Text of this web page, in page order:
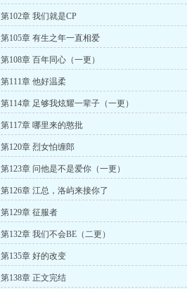
第102章 我们就是CP
第105章 有生之年一直相爱
第108章 百年同心（一更）
第111章 他好温柔
第114章 足够我炫耀一辈子（一更）
第117章 哪里来的憨批
第120章 烈女怕缠郎
第123章 问他是不是爱你（一更）
第126章 江总，洛屿来接你了
第129章 征服者
第132章 我们不会BE（二更）
第135章 好的改变
第138章 正文完结